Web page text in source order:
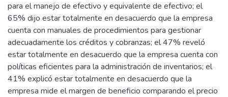
para el manejo de efectivo y equivalente de efectivo; el
65% dijo estar totalmente en desacuerdo que la empresa
cuenta con manuales de procedimientos para gestionar
adecuadamente los créditos y cobranzas; el 47% reveló
estar totalmente en desacuerdo que la empresa cuenta con
políticas eficientes para la administración de inventarios; el
41% explicó estar totalmente en desacuerdo que la
empresa mide el margen de beneficio comparando el precio